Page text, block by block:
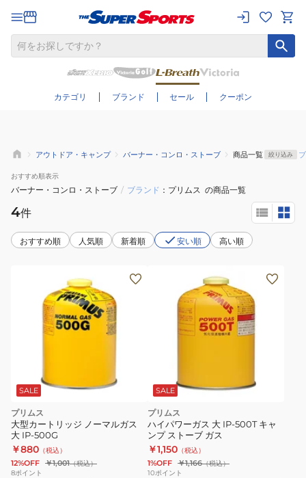
カテゴリ ブランド セール クーポン
さらに絞り込む
アウトドア・キャンプ バーナー・コンロ・ストーブ 商品一覧 絞り込み
おすすめ順表示
バーナー・コンロ・ストーブ / ブランド プリムス の商品一覧
4件
おすすめ順 人気順 新着順 安い順 高い順
SALE
プリムス
大型カートリッジ ノーマルガス
大 IP-500G
￥880 （税込）
12%OFF ￥1,001（税込）
8ポイント
SALE
プリムス
ハイパワーガス 大 IP-500T キャ
ンプ ストーブ ガス
￥1,150 （税込）
1%OFF ￥1,166（税込）
10ポイント